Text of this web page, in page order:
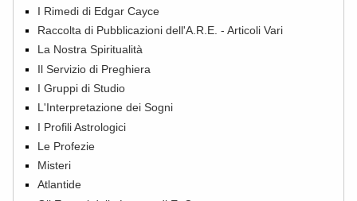
I Rimedi di Edgar Cayce
Raccolta di Pubblicazioni dell'A.R.E. - Articoli Vari
La Nostra Spiritualità
Il Servizio di Preghiera
I Gruppi di Studio
L'Interpretazione dei Sogni
I Profili Astrologici
Le Profezie
Misteri
Atlantide